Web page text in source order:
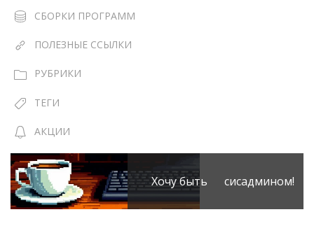
СБОРКИ ПРОГРАММ
ПОЛЕЗНЫЕ ССЫЛКИ
РУБРИКИ
ТЕГИ
АКЦИИ
Хочу быть сисадмином!